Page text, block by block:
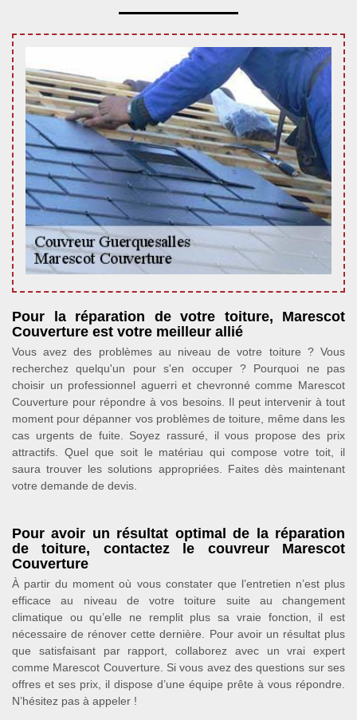
Pour la réparation de votre toiture, Marescot
Couverture est votre meilleur allié
Vous avez des problèmes au niveau de votre toiture ? Vous
recherchez quelqu'un pour s'en occuper ? Pourquoi ne pas
choisir un professionnel aguerri et chevronné comme Marescot
Couverture pour répondre à vos besoins. Il peut intervenir à tout
moment pour dépanner vos problèmes de toiture, même dans les
cas urgents de fuite. Soyez rassuré, il vous propose des prix
attractifs. Quel que soit le matériau qui compose votre toit, il
saura trouver les solutions appropriées. Faites dès maintenant
votre demande de devis.
Pour avoir un résultat optimal de la réparation
de toiture, contactez le couvreur Marescot
Couverture
À partir du moment où vous constater que l’entretien n’est plus
efficace au niveau de votre toiture suite au changement
climatique ou qu’elle ne remplit plus sa vraie fonction, il est
nécessaire de rénover cette dernière. Pour avoir un résultat plus
que satisfaisant par rapport, collaborez avec un vrai expert
comme Marescot Couverture. Si vous avez des questions sur ses
offres et ses prix, il dispose d’une équipe prête à vous répondre.
N’hésitez pas à appeler !